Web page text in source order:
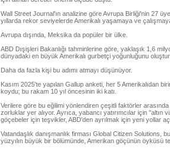
Wall Street Journal'ın analizine göre Avrupa Birliği'nin 27
yıllarda rekor seviyelerde Amerikalı yaşamaya ve
Avrupa dışında, Meksika da popüler bir ülke.
ABD Dışişleri Bakanlığı tahminlerine göre, yaklaşık 1,6
dünyadaki en büyük Amerikalı gurbetçi yoğunluğunu
Daha da fazla kişi bu adımı atmayı düşünüyor.
Kasım 2025'te yapılan Gallup anketi, her 5 Amerikalıdan
koydu; bu rakam 10 yıl öncesinin iki katı.
Verilere göre bu eğilimi yönlendiren çeşitli faktörler
zorluklar yer alıyor. Ayrıca, yabancı yatırımcılar için "altın
göçebeler için teşvikler, ABD'den ayrılmak için yeni yollar
Vatandaşlık danışmanlık firması Global Citizen Solutions,
yüzyılın büyük bir bölümünde, Amerikan göçünün öyküsü